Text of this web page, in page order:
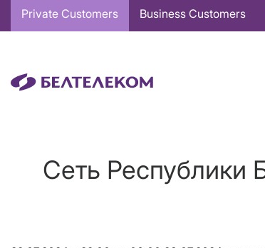
Основная
навигация
Private Customers Business Customers
Сеть Республики